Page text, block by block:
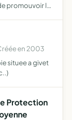
promouvoir la
en 2003
situee a givet
Protection